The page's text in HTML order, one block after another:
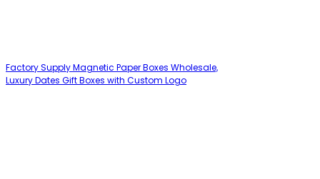
Factory Supply Magnetic Paper Boxes Wholesale,
Luxury Dates Gift Boxes with Custom Logo